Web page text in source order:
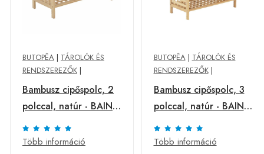
BUTOPÊA | TÁROLÓK ÉS
RENDSZEREZŐK |
Bambusz cipőspolc, 2
polccal, natúr - BAINS
- Butopêa
Több információ
BUTOPÊA| TÁROLÓK ÉS
RENDSZEREZŐK|
Bambusz cipőspolc, 3
polccal, natúr - BAINS
- Butopêa
Több információ